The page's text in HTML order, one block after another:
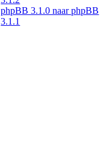
phpBB 3.1.0 naar phpBB
3.1.1